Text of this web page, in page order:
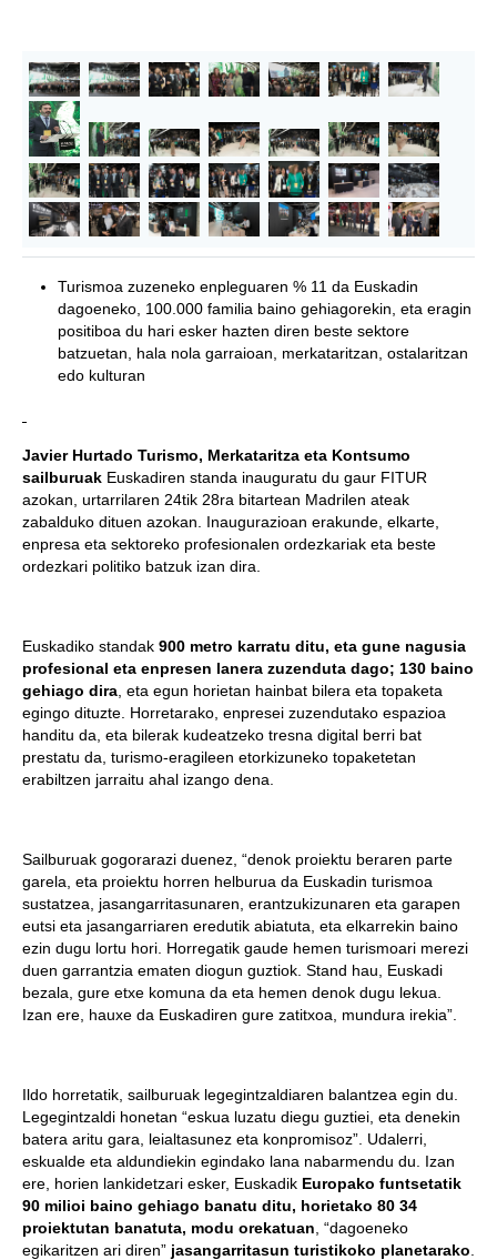
Turismoa zuzeneko enpleguaren % 11 da Euskadin
dagoeneko, 100.000 familia baino gehiagorekin, eta eragin
positiboa du hari esker hazten diren beste sektore
batzuetan, hala nola garraioan, merkataritzan, ostalaritzan
edo kulturan
Javier Hurtado Turismo, Merkataritza eta Kontsumo
sailburuak Euskadiren standa inauguratu du gaur FITUR
azokan, urtarrilaren 24tik 28ra bitartean Madrilen ateak
zabalduko dituen azokan. Inaugurazioan erakunde, elkarte,
enpresa eta sektoreko profesionalen ordezkariak eta beste
ordezkari politiko batzuk izan dira.
Euskadiko standak 900 metro karratu ditu, eta gune nagusia
profesional eta enpresen lanera zuzenduta dago; 130 baino
gehiago dira , eta egun horietan hainbat bilera eta topaketa
egingo dituzte. Horretarako, enpresei zuzendutako espazioa
handitu da, eta bilerak kudeatzeko tresna digital berri bat
prestatu da, turismo-eragileen etorkizuneko topaketetan
erabiltzen jarraitu ahal izango dena.
Sailburuak gogorarazi duenez, “denok proiektu beraren parte
garela, eta proiektu horren helburua da Euskadin turismoa
sustatzea, jasangarritasunaren, erantzukizunaren eta garapen
eutsi eta jasangarriaren eredutik abiatuta, eta elkarrekin baino
ezin dugu lortu hori. Horregatik gaude hemen turismoari merezi
duen garrantzia ematen diogun guztiok. Stand hau, Euskadi
bezala, gure etxe komuna da eta hemen denok dugu lekua.
Izan ere, hauxe da Euskadiren gure zatitxoa, mundura irekia”.
Ildo horretatik, sailburuak legegintzaldiaren balantzea egin du.
Legegintzaldi honetan “eskua luzatu diegu guztiei, eta denekin
batera aritu gara, leialtasunez eta konpromisoz”. Udalerri,
eskualde eta aldundiekin egindako lana nabarmendu du. Izan
ere, horien lankidetzari esker, Euskadik Europako funtsetatik
90 milioi baino gehiago banatu ditu, horietako 80 34
proiektutan banatuta, modu orekatuan , “dagoeneko
egikaritzen ari diren” jasangarritasun turistikoko planetarako